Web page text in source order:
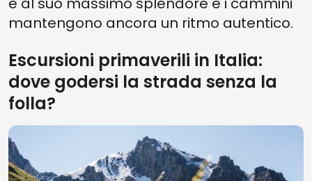
mantengono ancora un ritmo autentico.
Escursioni primaverili in Italia:
dove godersi la strada senza la
folla?